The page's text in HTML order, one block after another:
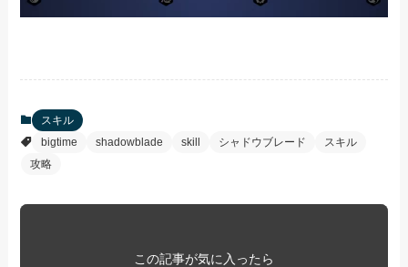
スキル
bigtime
shadowblade skill シャドウブレード
スキル
攻略
この記事が気に入ったら